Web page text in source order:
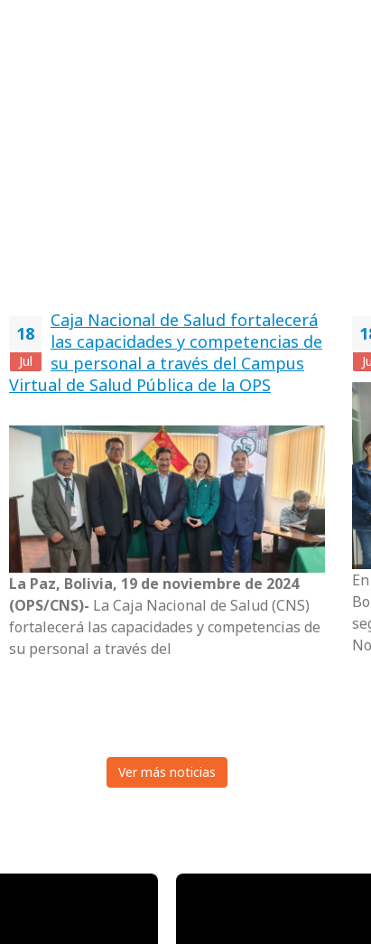
18
Jul
Caja Nacional de Salud fortalecerá
las capacidades y competencias de
su personal a través del Campus
Virtual de Salud Pública de la OPS
La Paz, Bolivia, 19 de noviembre de 2024
(OPS/CNS)- La Caja Nacional de Salud (CNS)
fortalecerá las capacidades y competencias de
su personal a través del
Ver más noticias